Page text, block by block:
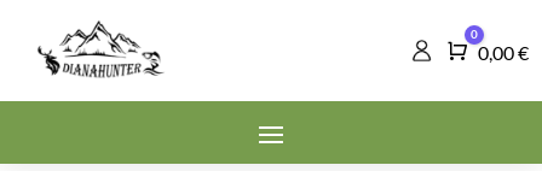
Košík
0
0,00€